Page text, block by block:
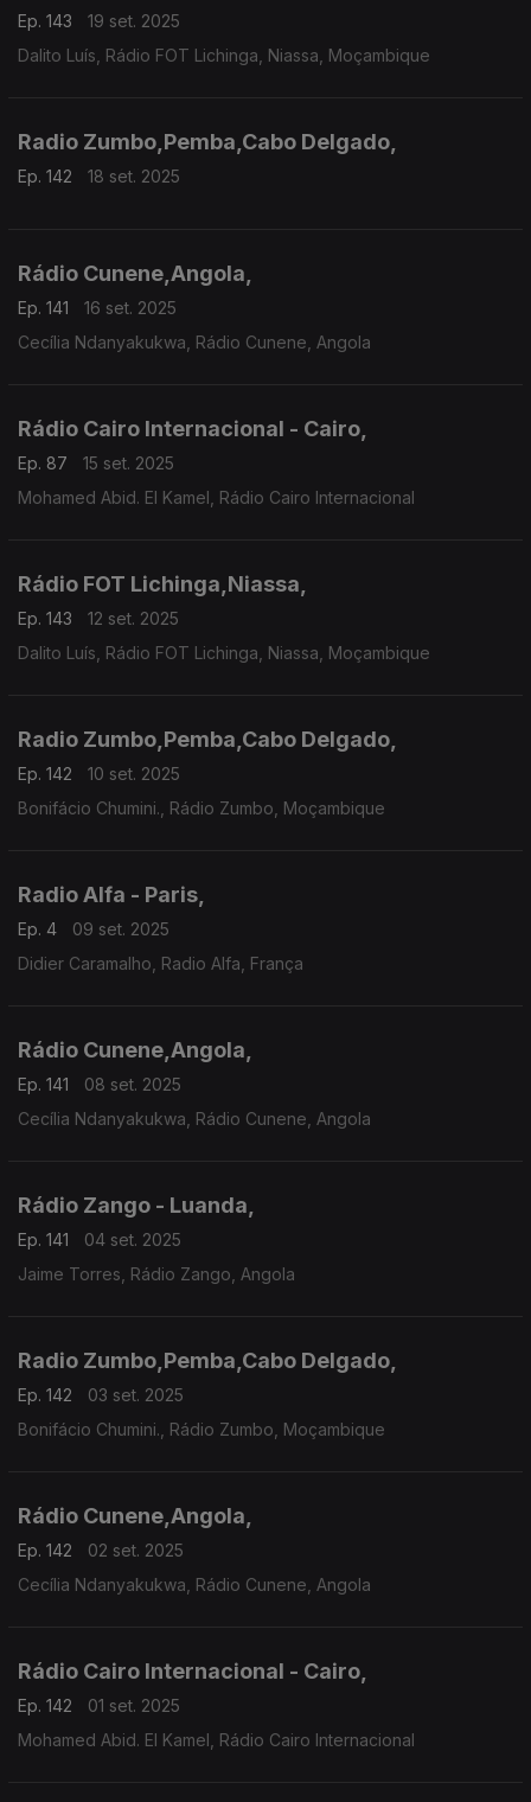
Ep. 143
19 set. 2025
Dalito Luís, Rádio FOT Lichinga, Niassa, Moçambique
Radio Zumbo,Pemba,Cabo Delgado,
Ep. 142 18 set. 2025
Rádio Cunene,Angola,
Ep. 141
16 set. 2025
Cecília Ndanyakukwa, Rádio Cunene, Angola
Rádio Cairo Internacional - Cairo,
Ep. 87
15 set. 2025
Mohamed Abid. El Kamel, Rádio Cairo Internacional
Rádio FOT Lichinga,Niassa,
Ep. 143
12 set. 2025
Dalito Luís, Rádio FOT Lichinga, Niassa, Moçambique
Radio Zumbo,Pemba,Cabo Delgado,
Ep. 142
10 set. 2025
Bonifácio Chumini., Rádio Zumbo, Moçambique
Radio Alfa - Paris,
Ep. 4
09 set. 2025
Didier Caramalho, Radio Alfa, França
Rádio Cunene,Angola,
Ep. 141
08 set. 2025
Cecília Ndanyakukwa, Rádio Cunene, Angola
Rádio Zango - Luanda,
Ep. 141
04 set. 2025
Jaime Torres, Rádio Zango, Angola
Radio Zumbo,Pemba,Cabo Delgado,
Ep. 142
03 set. 2025
Bonifácio Chumini., Rádio Zumbo, Moçambique
Rádio Cunene,Angola,
Ep. 142
02 set. 2025
Cecília Ndanyakukwa, Rádio Cunene, Angola
Rádio Cairo Internacional - Cairo,
Ep. 142
01 set. 2025
Mohamed Abid. El Kamel, Rádio Cairo Internacional